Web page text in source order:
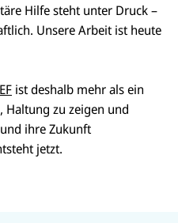
Hilfe steht unter Druck –
Unsere Arbeit ist heute
ist deshalb mehr als ein
Haltung zu zeigen und
ihre Zukunft
jetzt.